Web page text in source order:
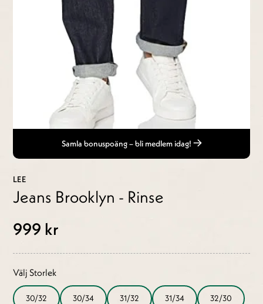
Samla bonuspoäng – bli medlem idag!
LEE
Jeans Brooklyn - Rinse
999 kr
Välj Storlek
30/32 30/34 31/32 31/34 32/30